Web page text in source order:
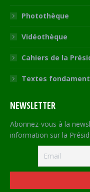
Photothèque
Vidéothèque
Cahiers de la
Textes
NEWSLETTER
Abonnez-vous à la
information sur la